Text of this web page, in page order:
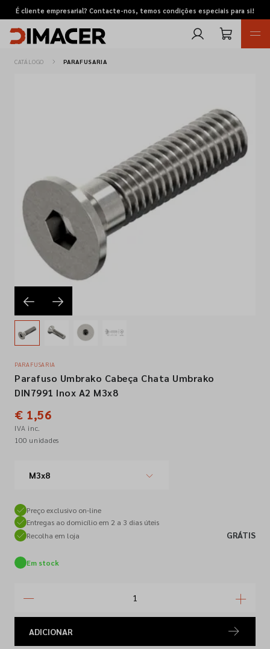
É cliente empresarial? Contacte-nos, temos condições especiais para si!
Pedidos de cotação
Marcas
Favoritos
Empresa
Contactos
Siga-nos nas redes sociais
CATÁLOGO PARAFUSARIA
PARAFUSARIA
Parafuso Umbrako Cabeça Chata Umbrako
DIN7991 Inox A2 M3x8
€ 1,56
IVA inc.
100 unidades
M3x8
Preço exclusivo on-line
Entregas ao domicílio em 2 a 3 dias úteis
Recolha em loja
GRÁTIS
Em stock
ADICIONAR